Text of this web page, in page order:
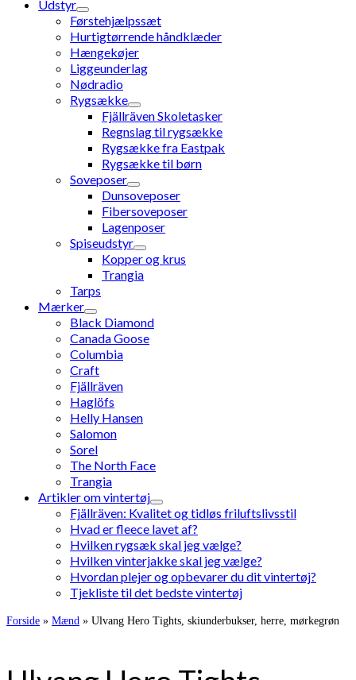
Udstyr
Førstehjælpssæt
Hurtigtørrende håndklæder
Hængekøjer
Liggeunderlag
Nødradio
Rygsække
Fjällräven Skoletasker
Regnslag til rygsække
Rygsække fra Eastpak
Rygsække til børn
Soveposer
Dunsoveposer
Fibersoveposer
Lagenposer
Spiseudstyr
Kopper og krus
Trangia
Tarps
Mærker
Black Diamond
Canada Goose
Columbia
Craft
Fjällräven
Haglöfs
Helly Hansen
Salomon
Sorel
The North Face
Trangia
Artikler om vintertøj
Fjällräven: Kvalitet og tidløs friluftslivsstil
Hvad er fleece lavet af?
Hvilken rygsæk skal jeg vælge?
Hvilken vinterjakke skal jeg vælge?
Hvordan plejer og opbevarer du dit vintertøj?
Tjekliste til det bedste vintertøj
Forside » Mænd » Ulvang Hero Tights, skiunderbukser, herre, mørkegrøn